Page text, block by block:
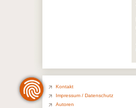
Kontakt
Impressum / Datenschutz
Autoren